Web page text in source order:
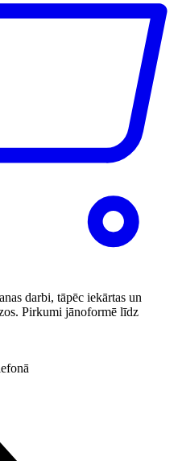
darbi, tāpēc iekārtas un
Pirkumi jānoformē līdz